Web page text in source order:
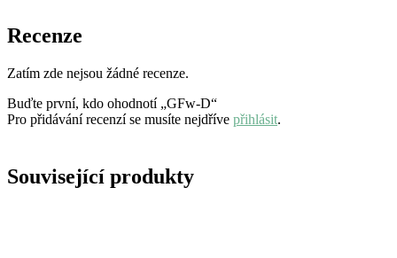
Recenze
Zatím zde nejsou žádné recenze.
Buďte první, kdo ohodnotí „GFw-D“
Pro přidávání recenzí se musíte nejdříve přihlásit.
Související produkty